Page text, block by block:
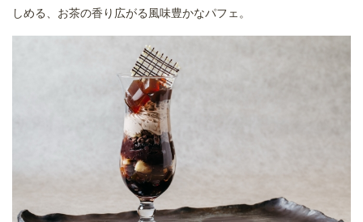
しめる、お茶の香り広がる風味豊かなパフェ。